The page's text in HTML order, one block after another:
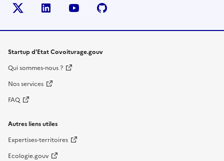
Twitter
- nouvelle fenêtre
LinkedIn
- nouvelle fenêtre
YouTube
- nouvelle fenêtre
- nouvelle fenêtre
Startup d'Etat Covoiturage.gouv
Qui sommes-nous ?
Nos services
FAQ
Autres liens utiles
Expertises-territoires
Ecologie.gouv